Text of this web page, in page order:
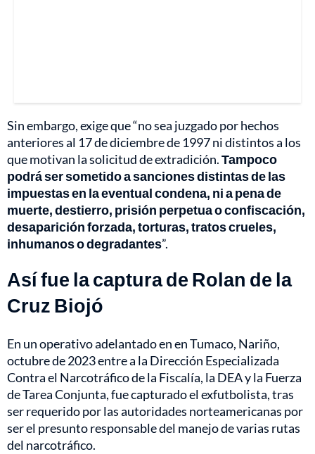
Sin embargo, exige que “no sea juzgado por hechos
anteriores al 17 de diciembre de 1997 ni distintos a los
que motivan la solicitud de extradición.Tampoco
podrá ser sometido a sanciones distintas de las
impuestas en la eventual condena, ni a pena de
muerte, destierro, prisión perpetua o confiscación,
desaparición forzada, torturas, tratos crueles,
inhumanos o degradantes”.
Así fue la captura de Rolan de la
Cruz Biojó
En un operativo adelantado en en Tumaco, Nariño,
octubre de 2023 entre a la Dirección Especializada
Contra el Narcotráfico de la Fiscalía, la DEA y la Fuerza
de Tarea Conjunta, fue capturado el exfutbolista, tras
ser requerido por las autoridades norteamericanas por
ser el presunto responsable del manejo de varias rutas
del narcotráfico.